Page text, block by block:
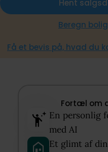
Hent
Beregn
Få et bevis på, hvad du
Fortæl om
En personlig
med AI​
Et glimt af